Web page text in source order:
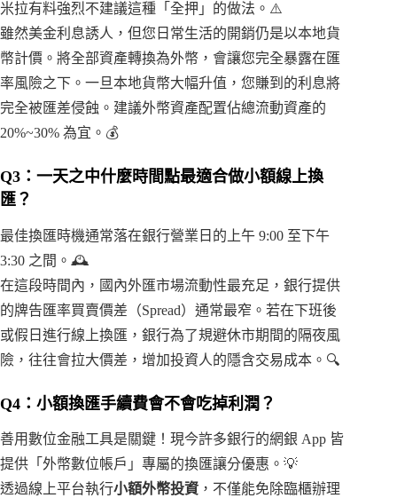
米拉有料強烈不建議這種「全押」的做法。⚠️
雖然美金利息誘人，但您日常生活的開銷仍是以本地貨
幣計價。將全部資產轉換為外幣，會讓您完全暴露在匯
率風險之下。一旦本地貨幣大幅升值，您賺到的利息將
完全被匯差侵蝕。建議外幣資產配置佔總流動資產的
20%~30% 為宜。💰
Q3：一天之中什麼時間點最適合做小額線上換
匯？
最佳換匯時機通常落在銀行營業日的上午 9:00 至下午
3:30 之間。🕰️
在這段時間內，國內外匯市場流動性最充足，銀行提供
的牌告匯率買賣價差（Spread）通常最窄。若在下班後
或假日進行線上換匯，銀行為了規避休市期間的隔夜風
險，往往會拉大價差，增加投資人的隱含交易成本。🔍
Q4：小額換匯手續費會不會吃掉利潤？
善用數位金融工具是關鍵！現今許多銀行的網銀 App 皆
提供「外幣數位帳戶」專屬的換匯讓分優惠。💡
透過線上平台執行小額外幣投資 ，不僅能免除臨櫃辦理